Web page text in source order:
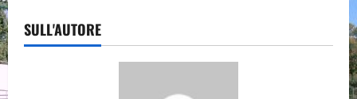
SULL'AUTORE